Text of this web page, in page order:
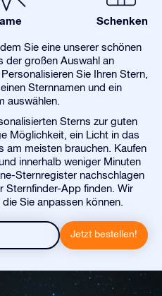
Schenken
Sie eine unserer schönen
der großen Auswahl an
Sie Ihren Stern,
Sternnamen und ein
auswählen.
Sterns zur guten
Möglichkeit, ein Licht in das
am meisten brauchen. Kaufen
innerhalb weniger Minuten
Sternregister nachschlagen
Sternfinder-App finden. Wir
Sie anpassen können.
Jetzt bestellen!